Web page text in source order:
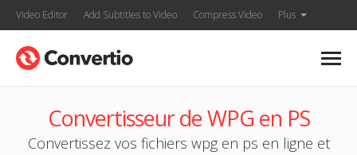
Video Editor Add Subtitles to Video Compress Video Plus
Convertisseur de WPG en PS
Convertissez vos fichiers wpg en ps en ligne et